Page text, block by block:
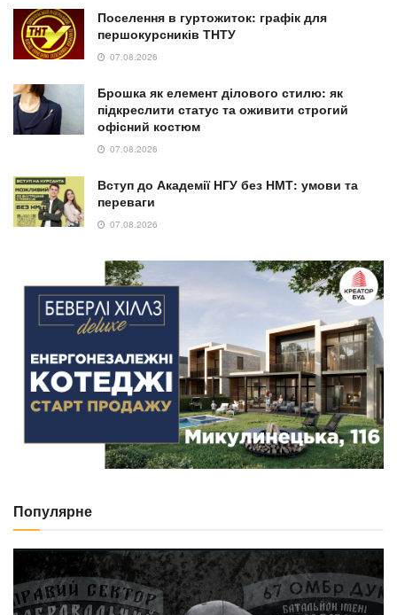
Поселення в гуртожиток: графік для
першокурсників ТНТУ
07.08.2026
Брошка як елемент ділового стилю: як
підкреслити статус та оживити строгий
офісний костюм
07.08.2026
Вступ до Академії НГУ без НМТ: умови та
переваги
07.08.2026
Популярне